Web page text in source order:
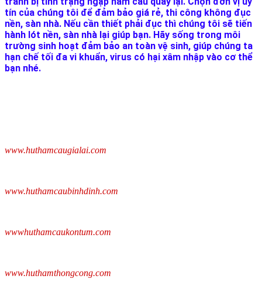
tín của chúng tôi để đảm bảo giá rẻ, thi công không đục
nền, sàn nhà. Nếu cần thiết phải đục thì chúng tôi sẽ tiến
hành lót nền, sàn nhà lại giúp bạn. Hãy sống trong môi
trường sinh hoạt đảm bảo an toàn vệ sinh, giúp chúng ta
hạn chế tối đa vi khuẩn, virus có hại xâm nhập vào cơ thể
bạn nhé.
www.huthamcaugialai.com
www.huthamcaubinhdinh.com
wwwhuthamcaukontum.com
www.huthamthongcong.com